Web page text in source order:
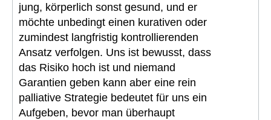
jung, körperlich sonst gesund, und er
möchte unbedingt einen kurativen oder
zumindest langfristig kontrollierenden
Ansatz verfolgen. Uns ist bewusst, dass
das Risiko hoch ist und niemand
Garantien geben kann aber eine rein
palliative Strategie bedeutet für uns ein
Aufgeben, bevor man überhaupt